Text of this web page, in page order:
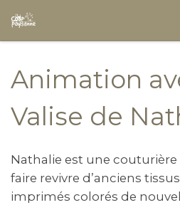
Skip to content
Animation
Valise de
Nathalie est une
faire revivre d’anciens
imprimés colorés de